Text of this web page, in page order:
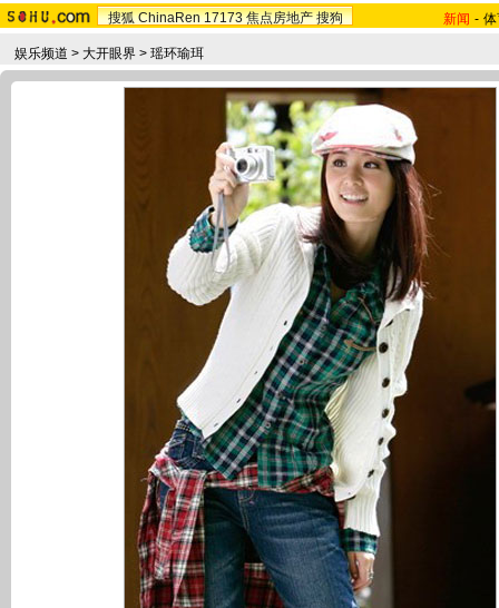
搜狐 ChinaRen 17173 焦点房地产 搜狗 新闻 -
娱乐频道 > 大开眼界 > 瑶环瑜珥